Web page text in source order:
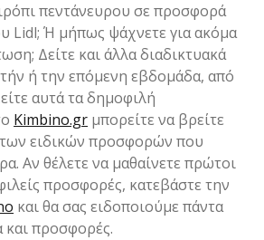
πεντάνευρου σε προσφορά
Lidl; Ή μήπως ψάχνετε για ακόμα
Δείτε και άλλα διαδικτυακά
ή την επόμενη εβδομάδα, από
αυτά τα δημοφιλή
Kimbino.gr μπορείτε να βρείτε
ειδικών προσφορών που
Αν θέλετε να μαθαίνετε πρώτοι
προσφορές, κατεβάστε την
και θα σας ειδοποιούμε πάντα
και προσφορές.